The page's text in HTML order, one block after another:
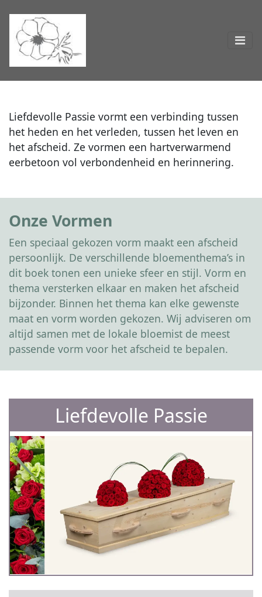
Liefdevolle Passie vormt een verbinding tussen
het heden en het verleden, tussen het leven en
het afscheid. Ze vormen een hartverwarmend
eerbetoon vol verbondenheid en herinnering.
Onze Vormen
Een speciaal gekozen vorm maakt een afscheid
persoonlijk. De verschillende bloementhema’s in
dit boek tonen een unieke sfeer en stijl. Vorm en
thema versterken elkaar en maken het afscheid
bijzonder. Binnen het thema kan elke gewenste
maat en vorm worden gekozen. Wij adviseren om
altijd samen met de lokale bloemist de meest
passende vorm voor het afscheid te bepalen.
Liefdevolle Passie